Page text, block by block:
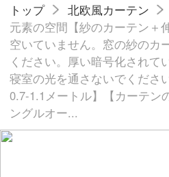
トップ
北欧風カーテン
元素の空間【紗のカーテン＋
空いていません。窓の紗のカ
ください。厚い暗号化されて
寝室の光を通さないでくださ
0.7-1.1メートル】【カーテン
ングルオー...